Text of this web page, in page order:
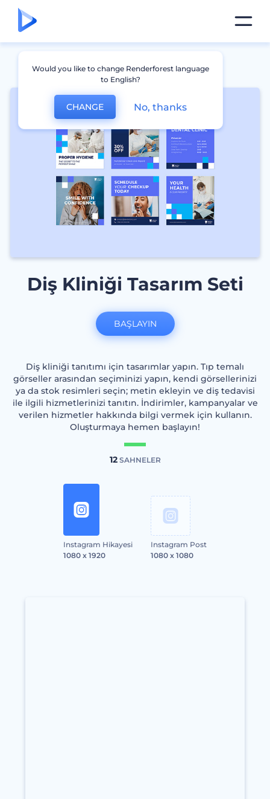
Diş Kliniği Tasarım Seti
Diş kliniği tanıtımı için tasarımlar yapın. Tıp temalı
görseller arasından seçiminizi yapın, kendi görsellerinizi
ya da stok resimleri seçin; metin ekleyin ve diş tedavisi
ile ilgili hizmetlerinizi tanıtın. İndirimler, kampanyalar ve
verilen hizmetler hakkında bilgi vermek için kullanın.
Oluşturmaya hemen başlayın!
12SAHNELER
Instagram Hikayesi
1080 x 1920
Instagram Post
1080 x 1080
BAŞLAYIN
Would you like to change Renderforest language
to English?
CHANGE No, thanks